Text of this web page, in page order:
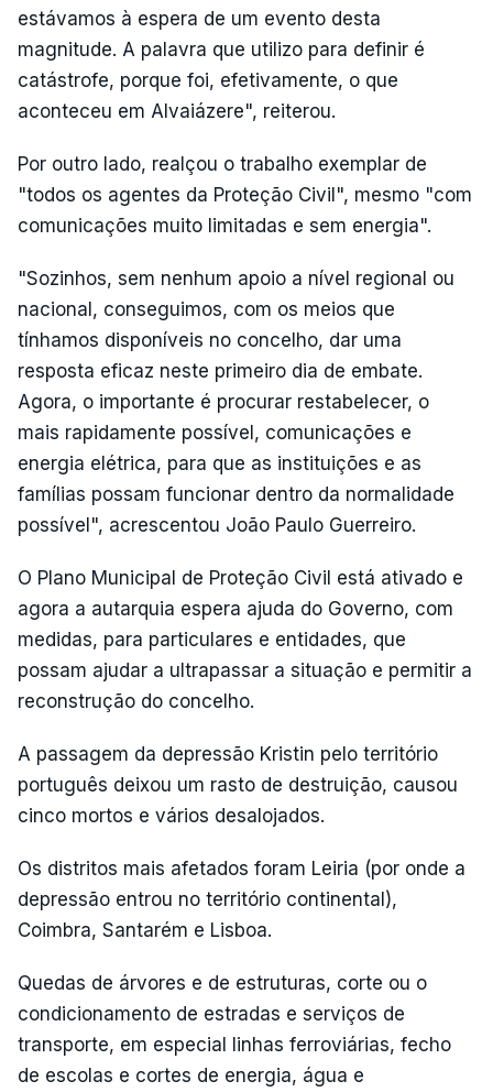
estávamos à espera de um evento desta
magnitude. A palavra que utilizo para definir é
catástrofe, porque foi, efetivamente, o que
aconteceu em Alvaiázere", reiterou.
Por outro lado, realçou o trabalho exemplar de
"todos os agentes da Proteção Civil", mesmo "com
comunicações muito limitadas e sem energia".
"Sozinhos, sem nenhum apoio a nível regional ou
nacional, conseguimos, com os meios que
tínhamos disponíveis no concelho, dar uma
resposta eficaz neste primeiro dia de embate.
Agora, o importante é procurar restabelecer, o
mais rapidamente possível, comunicações e
energia elétrica, para que as instituições e as
famílias possam funcionar dentro da normalidade
possível", acrescentou João Paulo Guerreiro.
O Plano Municipal de Proteção Civil está ativado e
agora a autarquia espera ajuda do Governo, com
medidas, para particulares e entidades, que
possam ajudar a ultrapassar a situação e permitir a
reconstrução do concelho.
A passagem da depressão Kristin pelo território
português deixou um rasto de destruição, causou
cinco mortos e vários desalojados.
Os distritos mais afetados foram Leiria (por onde a
depressão entrou no território continental),
Coimbra, Santarém e Lisboa.
Quedas de árvores e de estruturas, corte ou o
condicionamento de estradas e serviços de
transporte, em especial linhas ferroviárias, fecho
de escolas e cortes de energia, água e